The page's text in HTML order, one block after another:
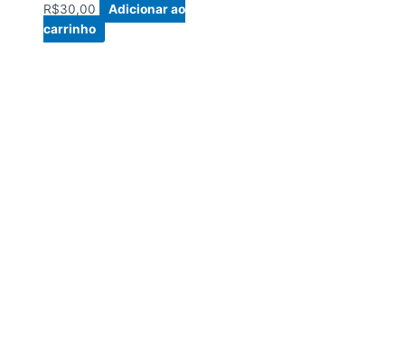
R$30,00
Adicionar ao
carrinho